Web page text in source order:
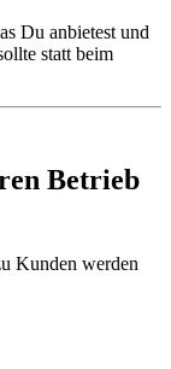
Du anbietest und
statt beim
Betrieb
Kunden werden